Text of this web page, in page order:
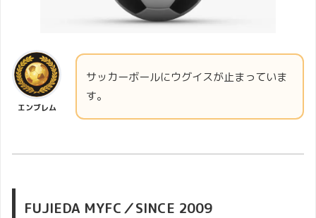
エンブレム
サッカーボールにウグイスが止まっていま
す。
FUJIEDA MYFC／SINCE 2009